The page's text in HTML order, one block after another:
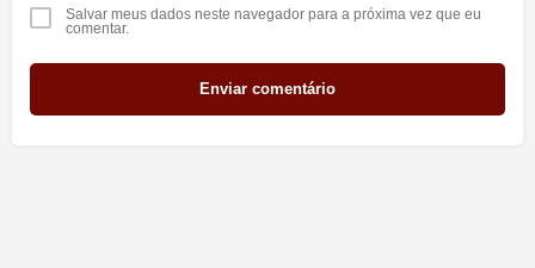
Salvar meus dados neste navegador para a próxima vez que eu
comentar.
Enviar comentário